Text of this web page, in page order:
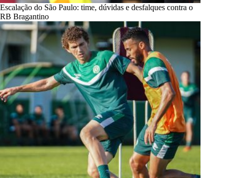
Escalação do São Paulo: time, dúvidas e desfalques contra o
RB Bragantino